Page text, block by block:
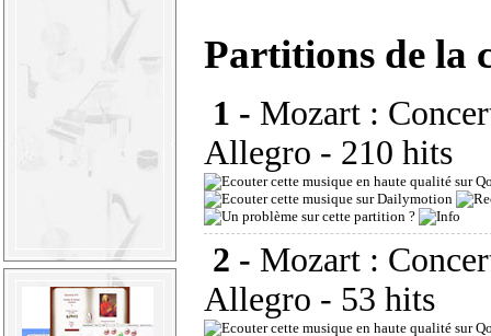
Partitions de la
1 - Mozart :
Allegro - 210 hits
2 - Mozart :
Allegro - 53 hits